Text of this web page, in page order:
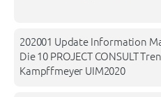
202001 Update Information
Die 10 PROJECT CONSULT
Kampffmeyer UIM2020